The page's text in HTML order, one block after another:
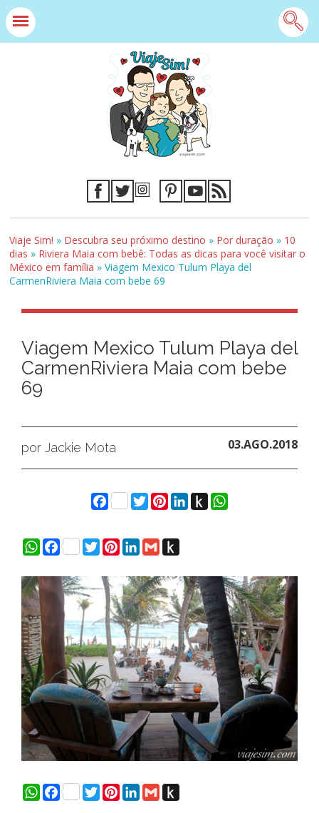
Viaje Sim! » Descubra seu próximo destino » Por duração » 10
dias » Riviera Maia com bebê: Todas as dicas para você visitar o
México em família »Viagem Mexico Tulum Playa del
CarmenRiviera Maia com bebe 69
Viagem Mexico Tulum Playa del
CarmenRiviera Maia com bebe
69
por Jackie Mota 03.AGO.2018
Facebook
Twitter
Pinterest
LinkedIn
Push
to
WhatsApp
WhatsApp
Facebook
Twitter
Pinterest
LinkedIn
GmailPush
Kindle
WhatsApp
Facebook
Twitter
Pinterest
LinkedIn
GmailPush